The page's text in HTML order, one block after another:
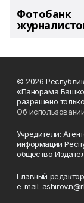
Фотобанк
© 2026
«Панорама
разрешено
Об
Учредители:
информации
общество
Главный
e-mail: